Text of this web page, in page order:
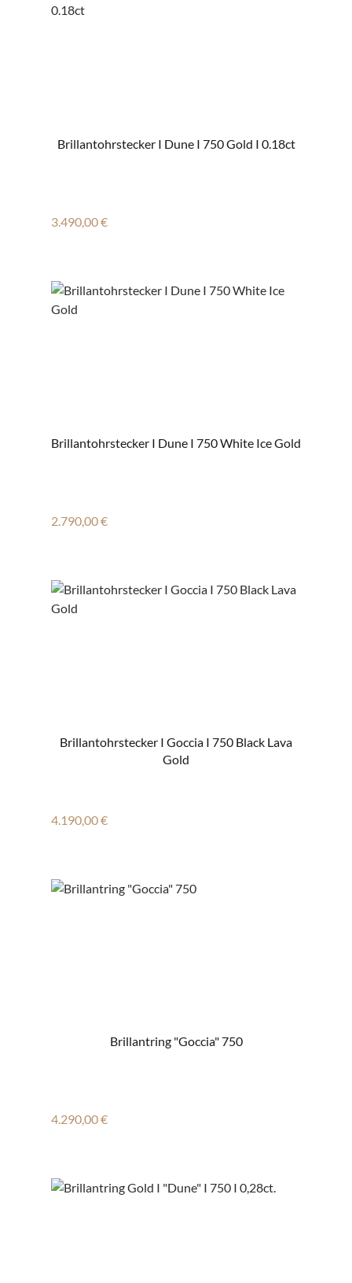
Brillantohrstecker I Dune I 750 Gold I 0.18ct
Regulärer Preis:
3.490,00 €
Brillantohrstecker I Dune I 750 White Ice Gold
Regulärer Preis:
2.790,00 €
Brillantohrstecker I Goccia I 750 Black Lava
Gold
Regulärer Preis:
4.190,00 €
Brillantring "Goccia" 750
Regulärer Preis:
4.290,00 €